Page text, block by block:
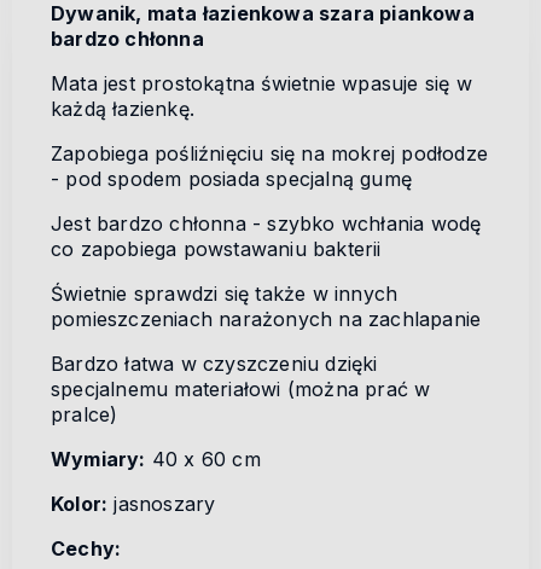
Dywanik, mata łazienkowa szara piankowa
bardzo chłonna
Mata jest prostokątna świetnie wpasuje się w
każdą łazienkę.
Zapobiega pośliźnięciu się na mokrej podłodze
- pod spodem posiada specjalną gumę
Jest bardzo chłonna - szybko wchłania wodę
co zapobiega powstawaniu bakterii
Świetnie sprawdzi się także w innych
pomieszczeniach narażonych na zachlapanie
Bardzo łatwa w czyszczeniu dzięki
specjalnemu materiałowi (można prać w
pralce)
Wymiary: 40 x 60 cm
Kolor: jasnoszary
Cechy: